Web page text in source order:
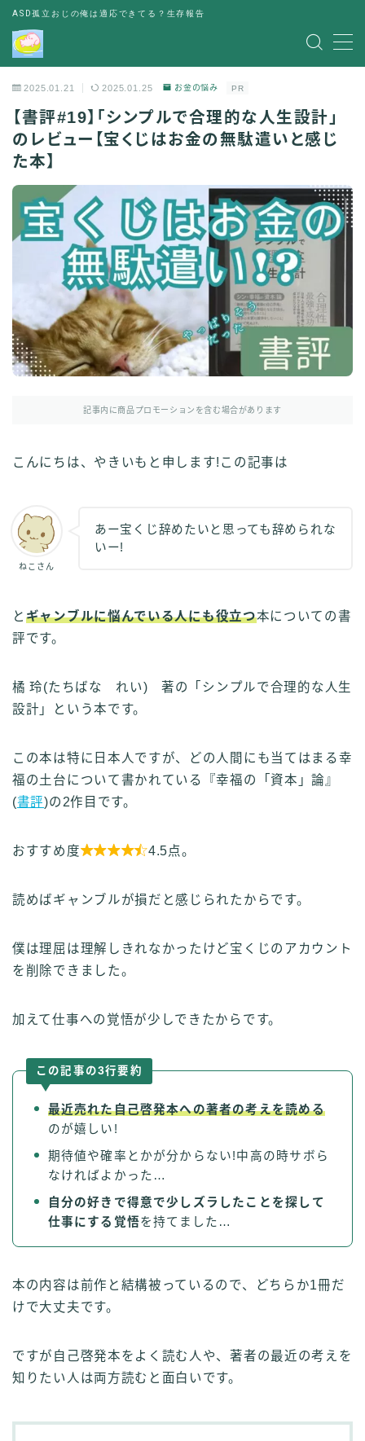
ASD孤立おじの俺は適応できてる？生存報告
MENU
レビュー
書評
お金の悩み
人間関係の悩み
その他
出会い
パーティー
その他
English English edition
2025.01.21 2025.01.25 お金の悩み PR
【書評#19】「シンプルで合理的な人生設計」
のレビュー【宝くじはお金の無駄遣いと感じ
た本】
記事内に商品プロモーションを含む場合があります
こんにちは、やきいもと申します!この記事は
ねこさん
あー宝くじ辞めたいと思っても辞められな
いー!
と ギャンブルに悩んでいる人にも役立つ本についての書
評です。
橘 玲(たちばな れい) 著の「シンプルで合理的な人生
設計」という本です。
この本は特に日本人ですが、どの人間にも当てはまる幸
福の土台について書かれている『幸福の「資本」論』
(書評)の2作目です。
おすすめ度4.5点。
読めばギャンブルが損だと感じられたからです。
僕は理屈は理解しきれなかったけど宝くじのアカウント
を削除できました。
加えて仕事への覚悟が少しできたからです。
この記事の3行要約
最近売れた自己啓発本への著者の考えを読める
のが嬉しい!
期待値や確率とかが分からない!中高の時サボら
なければよかった…
自分の好きで得意で少しズラしたことを探して
仕事にする覚悟を持てました…
本の内容は前作と結構被っているので、どちらか1冊だ
けで大丈夫です。
ですが自己啓発本をよく読む人や、著者の最近の考えを
知りたい人は両方読むと面白いです。